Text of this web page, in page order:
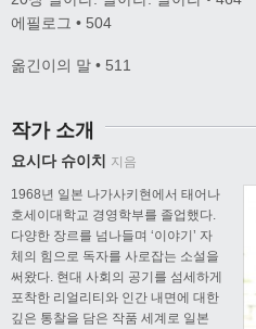
에필로그 • 504
옮긴이의 말 • 511
작가 소개
요시다 슈이치 지음
1968년 일본 나가사키현에서 태어나
호세이대학교 경영학부를 졸업했다.
다양한 장르를 넘나들며 ‘이야기’ 자
체의 힘으로 독자를 사로잡는 소설을
써왔다. 현대 사회의 공기를 섬세하게
포착한 리얼리티와 인간 내면에 대한
깊은 통찰을 담은 작품 세계로 일본